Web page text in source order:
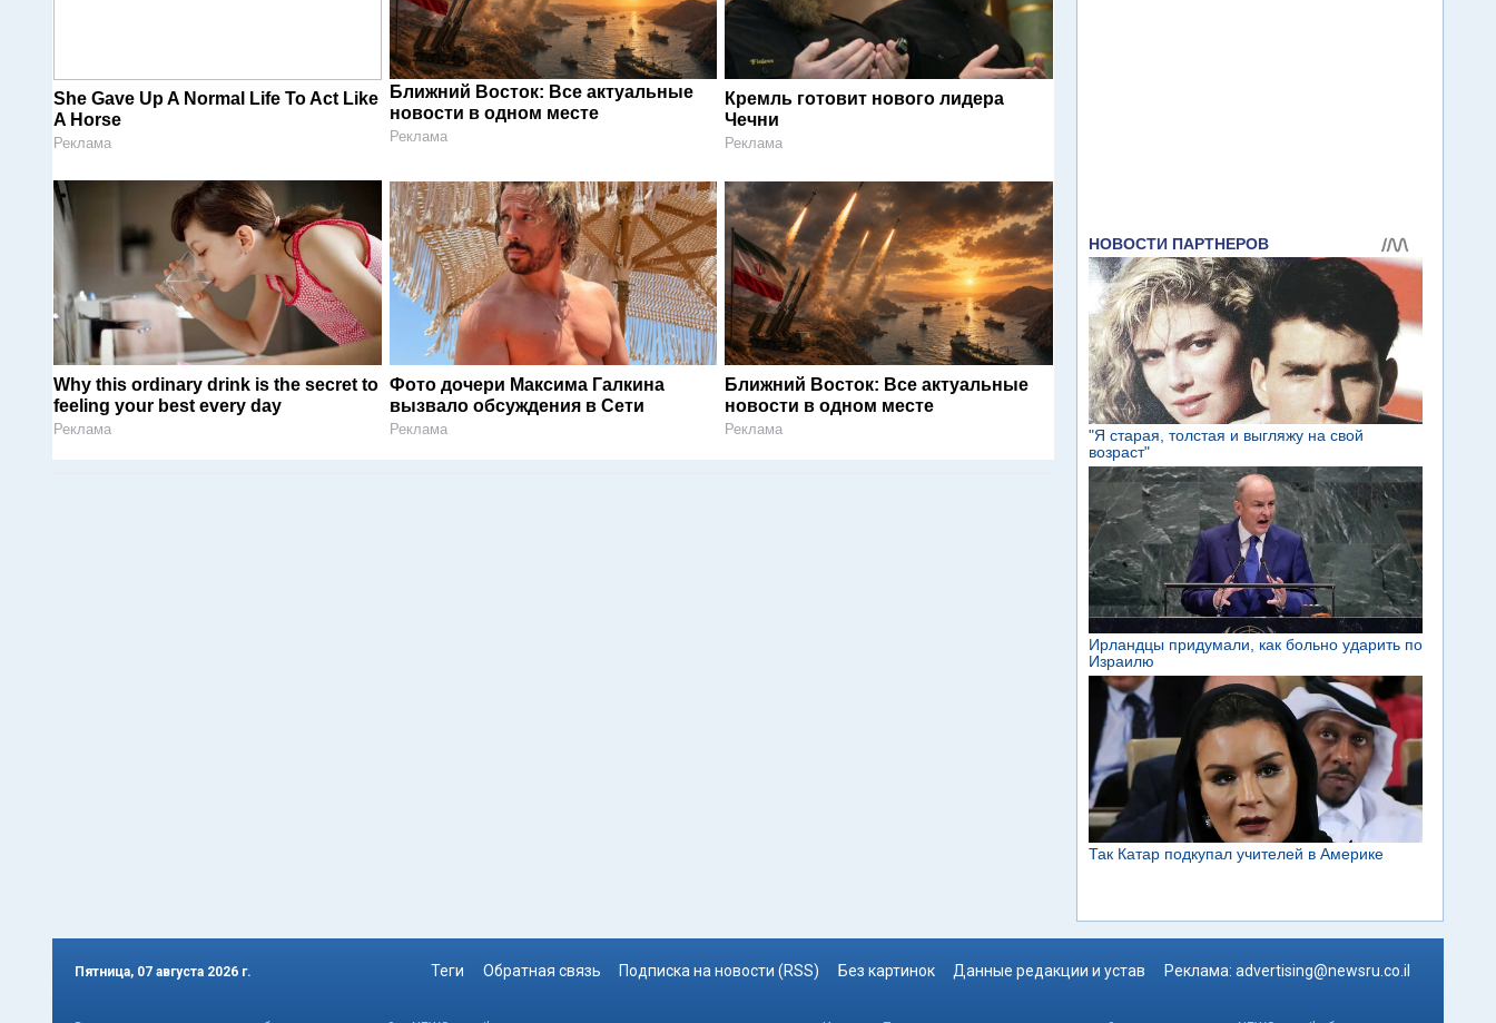
She Gave Up A Normal Life To Act Like
A Horse
Реклама
Ближний Восток: Все актуальные
новости в одном месте
Реклама
Кремль готовит нового лидера
Чечни
Реклама
Why this ordinary drink is the secret to
feeling your best every day
Реклама
Фото дочери Максима Галкина
вызвало обсуждения в Сети
Реклама
Ближний Восток: Все актуальные
новости в одном месте
Реклама
Пятница, 07 августа 2026 г. Теги Обратная связь Подписка на новости (RSS) Без картинок Данные редакции и устав Реклама: advertising@newsru.co.il